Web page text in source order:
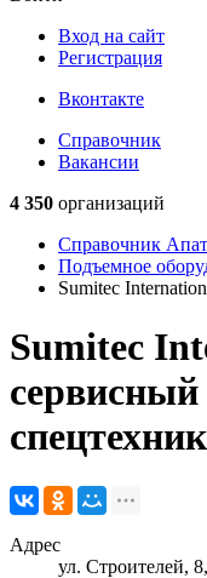
Вход на сайт
Регистрация
Вконтакте
Справочник
Вакансии
4 350 организаций
Справочник
Подъемное
Sumitec
Sumitec
сервисный
Адрес
ул. Строителей,